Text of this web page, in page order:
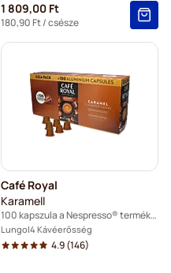
1 809,00 Ft
180,90 Ft/ csésze
Café Royal
Karamell
100 kapszula a Nespresso® termékhez
Lungo 4 Kávéerősség
4.9(146)